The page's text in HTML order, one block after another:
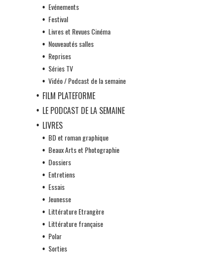
Evénements
Festival
Livres et Revues Cinéma
Nouveautés salles
Reprises
Séries TV
Vidéo / Podcast de la semaine
FILM PLATEFORME
LE PODCAST DE LA SEMAINE
LIVRES
BD et roman graphique
Beaux Arts et Photographie
Dossiers
Entretiens
Essais
Jeunesse
Littérature Etrangère
Littérature française
Polar
Sorties